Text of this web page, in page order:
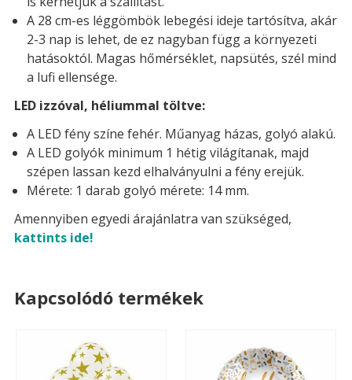
A 28 cm-es léggömbök lebegési ideje tartósítva, akár
2-3 nap is lehet, de ez nagyban függ a környezeti
hatásoktól. Magas hőmérséklet, napsütés, szél mind
a lufi ellensége.
LED izzóval, héliummal töltve:
A LED fény színe fehér. Műanyag házas, golyó alakú.
A LED golyók minimum 1 hétig világítanak, majd
szépen lassan kezd elhalványulni a fény erejük.
Mérete: 1 darab golyó mérete: 14 mm.
Amennyiben egyedi árajánlatra van szükséged,
kattints ide!
Kapcsolódó termékek